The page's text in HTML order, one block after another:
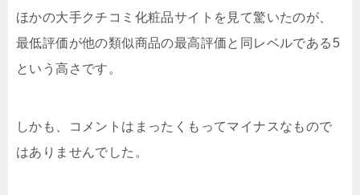
ほかの大手クチコミ化粧品サイトを見て驚いたのが、
最低評価が他の類似商品の最高評価と同レベルである5
という高さです。
しかも、コメントはまったくもってマイナスなもので
はありませんでした。